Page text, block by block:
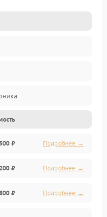
₽ Подробнее →
₽ Подробнее →
₽ Подробнее →